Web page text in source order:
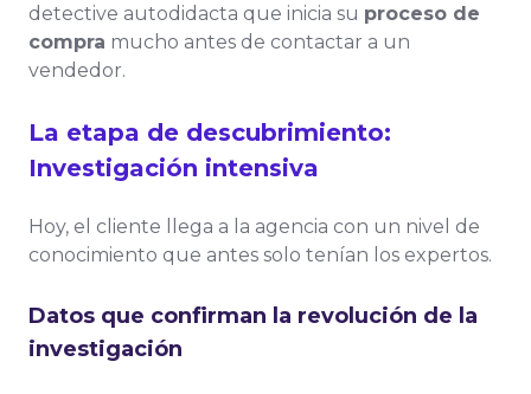
detective autodidacta que inicia su proceso de
compra mucho antes de contactar a un
vendedor.
La etapa de descubrimiento:
Investigación intensiva
Hoy, el cliente llega a la agencia con un nivel de
conocimiento que antes solo tenían los expertos.
Datos que confirman la revolución de la
investigación